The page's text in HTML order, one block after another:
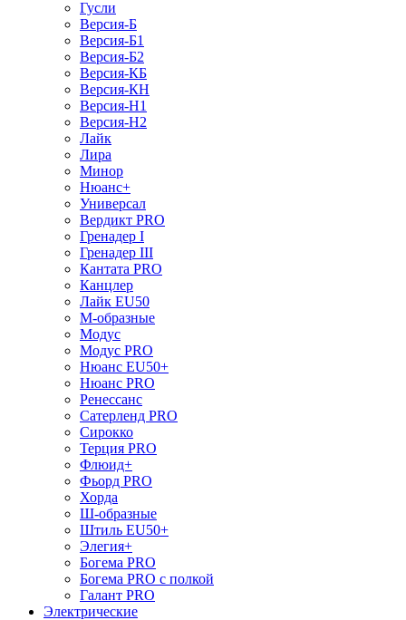
Гусли
Версия-Б
Версия-Б1
Версия-Б2
Версия-КБ
Версия-КН
Версия-Н1
Версия-Н2
Лайк
Лира
Минор
Нюанс+
Универсал
Вердикт PRO
Гренадер I
Гренадер III
Кантата PRO
Канцлер
Лайк EU50
М-образные
Модус
Модус PRO
Нюанс EU50+
Нюанс PRO
Ренессанс
Сатерленд PRO
Сирокко
Терция PRO
Флюид+
Фьорд PRO
Хорда
Ш-образные
Штиль EU50+
Элегия+
Богема PRO
Богема PRO с полкой
Галант PRO
Электрические